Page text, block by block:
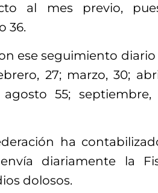
al mes previo,
36.
ese seguimiento diario
27; marzo, 30;
55;
ha
diariamente la
dolosos.